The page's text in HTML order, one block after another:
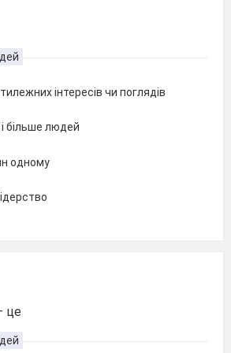
інтересів чи поглядів
більше людей
одному
це